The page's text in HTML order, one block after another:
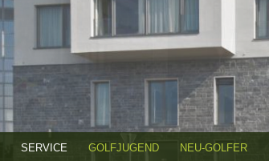
SERVICE GOLFJUGEND NEU-GOLFER